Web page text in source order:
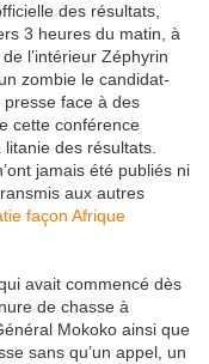
des résultats,
3 heures du matin, à
l’intérieur Zéphyrin
zombie le candidat-
presse face à des
cette conférence
des résultats.
jamais été publiés ni
aux autres
façon Afrique
avait commencé dès
de chasse à
Mokoko ainsi que
sans qu’un appel, un